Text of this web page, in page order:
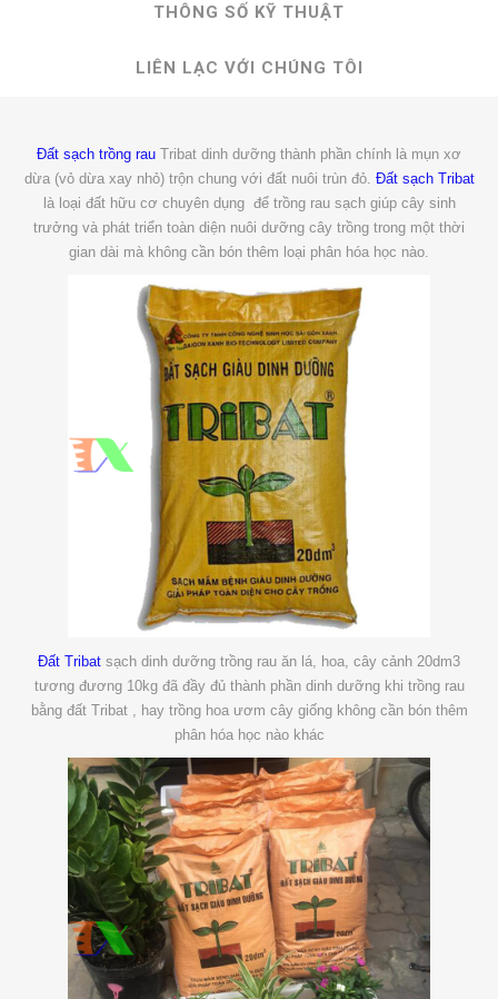
THÔNG SỐ KỸ THUẬT
LIÊN LẠC VỚI CHÚNG TÔI
Đất sạch trồng rau Tribat dinh dưỡng thành phần chính là mụn xơ
dừa (vỏ dừa xay nhỏ) trộn chung với đất nuôi trùn đỏ. Đất sạch Tribat
là loại đất hữu cơ chuyên dụng để trồng rau sạch giúp cây sinh
trưởng và phát triển toàn diện nuôi dưỡng cây trồng trong một thời
gian dài mà không cần bón thêm loại phân hóa học nào.
Đất Tribat sạch dinh dưỡng trồng rau ăn lá, hoa, cây cảnh 20dm3
tương đương 10kg đã đầy đủ thành phần dinh dưỡng khi trồng rau
bằng đất Tribat , hay trồng hoa ươm cây giống không cần bón thêm
phân hóa học nào khác